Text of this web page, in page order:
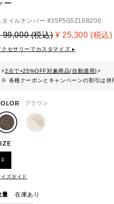
ー
タイルナンバー #35F5G5ZL6B200
99,000 (税込) ¥ 25,300 (税込)
クセサリーでカスタマイズ ▸
⚡2点で+25%OFF対象商品(自動適用) ⚡
※ 各種クーポンとキャンペーンの割引は併
ブラウン
F
イズガイド
量 在庫あり